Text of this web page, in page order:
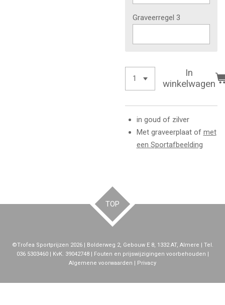
Graveerregel 3
In
winkelwagen
in goud of zilver
Met graveerplaat of met
een Sportafbeelding
TOP
©Trofea Sportprijzen 2026 | Bolderweg 2, Gebouw E 8, 1332 AT, Almere | Tel.
036 5303460 | KvK. 39042748 | Fouten en prijswijzigingen voorbehouden |
Algemene voorwaarden | Privacy